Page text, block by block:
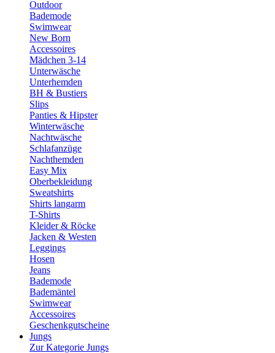
Outdoor
Bademode
Swimwear
New Born
Accessoires
Mädchen 3-14
Unterwäsche
Unterhemden
BH & Bustiers
Slips
Panties & Hipster
Winterwäsche
Nachtwäsche
Schlafanzüge
Nachthemden
Easy Mix
Oberbekleidung
Sweatshirts
Shirts langarm
T-Shirts
Kleider & Röcke
Jacken & Westen
Leggings
Hosen
Jeans
Bademode
Bademäntel
Swimwear
Accessoires
Geschenkgutscheine
Jungs
Zur Kategorie Jungs